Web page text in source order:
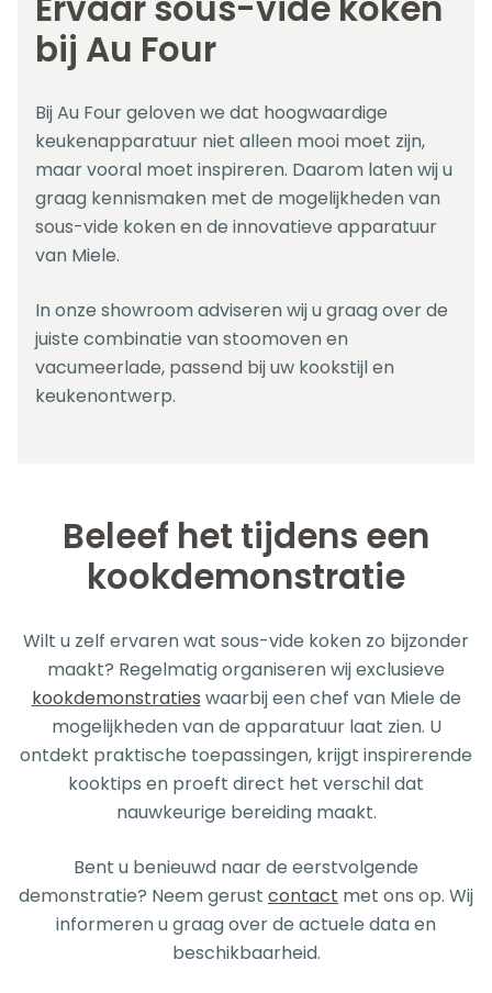
bij Au Four
Bij Au Four geloven we dat hoogwaardige
keukenapparatuur niet alleen mooi moet zijn,
maar vooral moet inspireren. Daarom laten wij u
graag kennismaken met de mogelijkheden van
sous-vide koken en de innovatieve apparatuur
van Miele.
In onze showroom adviseren wij u graag over de
juiste combinatie van stoomoven en
vacumeerlade, passend bij uw kookstijl en
keukenontwerp.
Beleef het tijdens een
kookdemonstratie
Wilt u zelf ervaren wat sous-vide koken zo bijzonder
maakt? Regelmatig organiseren wij exclusieve
kookdemonstraties waarbij een chef van Miele de
mogelijkheden van de apparatuur laat zien. U
ontdekt praktische toepassingen, krijgt inspirerende
kooktips en proeft direct het verschil dat
nauwkeurige bereiding maakt.
Bent u benieuwd naar de eerstvolgende
demonstratie? Neem gerust contact met ons op. Wij
informeren u graag over de actuele data en
beschikbaarheid.